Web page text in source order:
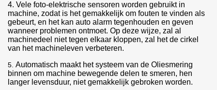
4. Vele foto-elektrische sensoren worden gebruikt in
machine, zodat is het gemakkelijk om fouten te vinden als
gebeurt, en het kan auto alarm tegenhouden en geven
wanneer problemen ontmoet. Op deze wijze, zal al
machinedeel niet tegen elkaar kloppen, zal het de cirkel
van het machineleven verbeteren.
5. Automatisch maakt het systeem van de Oliesmering
binnen om machine bewegende delen te smeren, hen
langer levensduur, niet gemakkelijk gebroken worden.